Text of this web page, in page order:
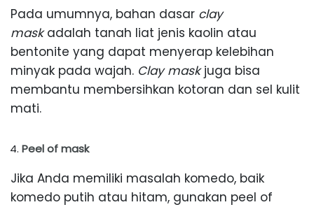
Pada umumnya, bahan dasar clay
maskadalah tanah liat jenis kaolin atau
bentonite yang dapat menyerap kelebihan
minyak pada wajah. Clay maskjuga bisa
membantu membersihkan kotoran dan sel kulit
mati.
Peel of mask
Jika Anda memiliki masalah komedo, baik
komedo putih atau hitam, gunakan peel of